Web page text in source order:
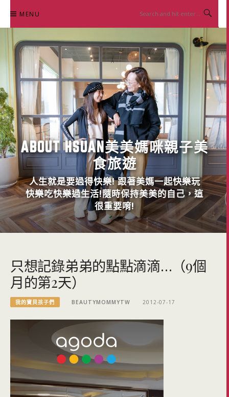
content
MENU
ABOUT HSUAN美美媽咪親子美
食旅遊
人生就是要過得快樂! 跟著美媽一起快樂玩
快樂吃快樂過生活!隨時保持美美的自己，這
很重要唷!
只想記錄弟弟的點點滴滴…（9個
月的第2天）
我的寶貝孩子們 BEAUTYMOMMYTW 2012-07-17